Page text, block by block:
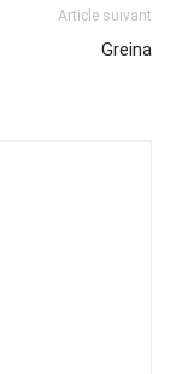
Article suivant
Greina